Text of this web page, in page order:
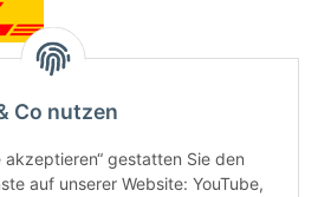
wir ein Ladengeschäft in Hütten:
Co nutzen
akzeptieren“ gestatten Sie den
auf unserer Website: YouTube,